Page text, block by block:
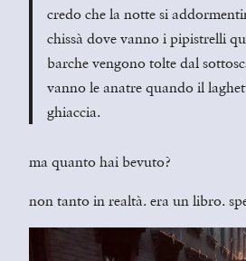
credo che la notte si
chissà dove vanno i pipistrelli
barche vengono tolte dal
vanno le anatre quando il
ghiaccia.
ma quanto hai bevuto?
non tanto in realtà. era un libro.